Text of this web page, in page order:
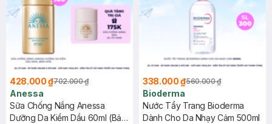
428.000 ₫702.000 ₫
Anessa
Sữa Chống Nắng Anessa
Dưỡng Da Kiềm Dầu 60ml (Bản
338.000 ₫560.000 ₫
Bioderma
Nước Tẩy Trang Bioderma
Dành Cho Da Nhạy Cảm 500ml